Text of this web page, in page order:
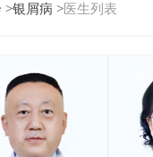
>银屑病 >医生列表